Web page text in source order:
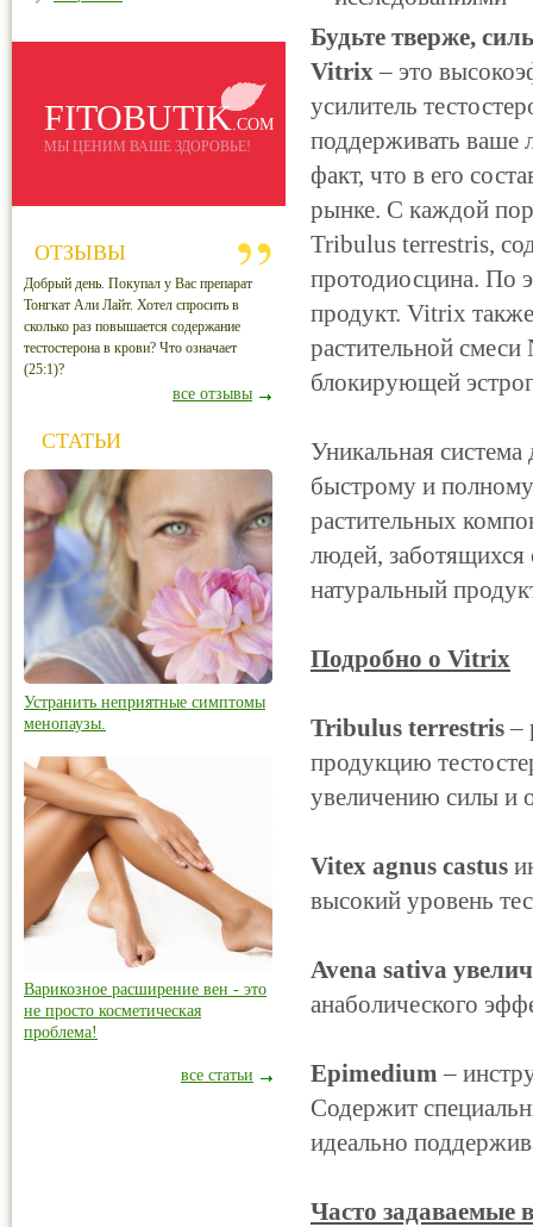
Будьте тверже,
Vitrix– это
усилитель
поддерживать ваше
факт, что в его
рынке. С каждой
Tribulus terrestris,
протодиосцина. По
продукт. Vitrix
растительной
блокирующей
Уникальная
быстрому и
растительных
людей,
натуральный
Подробно о Vitrix
Tribulus terrestris–
продукцию
увеличению силы и
Vitex agnus castus
высокий уровень
Avena sativa
анаболического
Epimedium –
Содержит
идеально
Часто задаваемые
FITOBUTIK.COM
МЫ ЦЕНИМ ВАШЕ ЗДОРОВЬЕ!
ОТЗЫВЫ
Добрый день. Покупал у Вас препарат
Тонгкат Али Лайт. Хотел спросить в
сколько раз повышается содержание
тестостерона в крови? Что означает
(25:1)?
все отзывы
СТАТЬИ
Устранить неприятные симптомы
менопаузы.
Варикозное расширение вен - это
не просто косметическая
проблема!
все статьи